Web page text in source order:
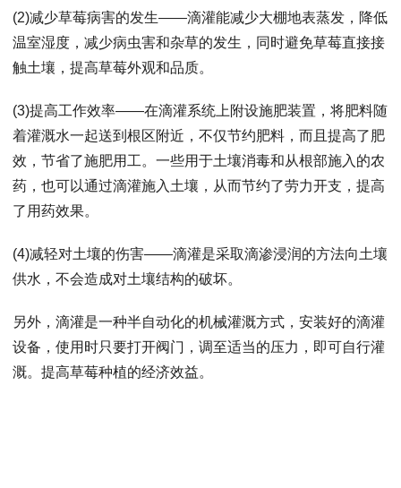
(2)减少草莓病害的发生——滴灌能减少大棚地表蒸发，降低
温室湿度，减少病虫害和杂草的发生，同时避免草莓直接接
触土壤，提高草莓外观和品质。
(3)提高工作效率——在滴灌系统上附设施肥装置，将肥料随
着灌溉水一起送到根区附近，不仅节约肥料，而且提高了肥
效，节省了施肥用工。一些用于土壤消毒和从根部施入的农
药，也可以通过滴灌施入土壤，从而节约了劳力开支，提高
了用药效果。
(4)减轻对土壤的伤害——滴灌是采取滴渗浸润的方法向土壤
供水，不会造成对土壤结构的破坏。
另外，滴灌是一种半自动化的机械灌溉方式，安装好的滴灌
设备，使用时只要打开阀门，调至适当的压力，即可自行灌
溉。提高草莓种植的经济效益。